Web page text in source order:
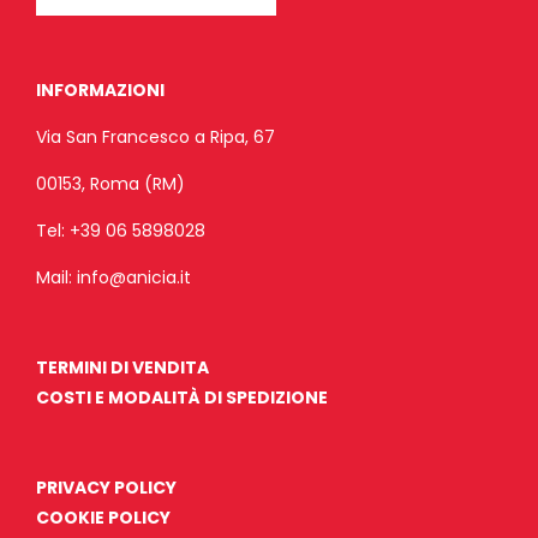
INFORMAZIONI
Via San Francesco a Ripa, 67
00153, Roma (RM)
Tel: +39 06 5898028
Mail: info@anicia.it
TERMINI DI VENDITA
COSTI E MODALITÀ DI SPEDIZIONE
PRIVACY POLICY
COOKIE POLICY